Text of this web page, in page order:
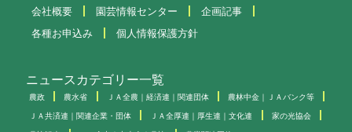
会社概要 園芸情報センター
企画記事
各種お申込み
個人情報保護方針
ニュースカテゴリー一覧
農政 農水省 ＪＡ全農｜経済連｜関連団体 農林中金｜ＪＡバンク等
ＪＡ共済連｜関連企業・団体 ＪＡ全厚連｜厚生連｜文化連 家の光協会